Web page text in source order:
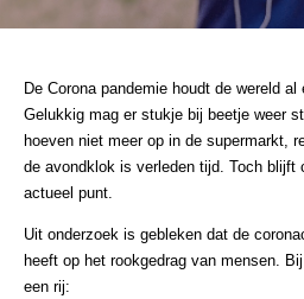
De Corona pandemie houdt de wereld
Gelukkig mag er stukje bij beetje weer
hoeven niet meer op in de supermarkt,
de avondklok is verleden tijd. Toch blijft
actueel punt.
Uit onderzoek is gebleken dat de
heeft op het rookgedrag van mensen.
een rij: